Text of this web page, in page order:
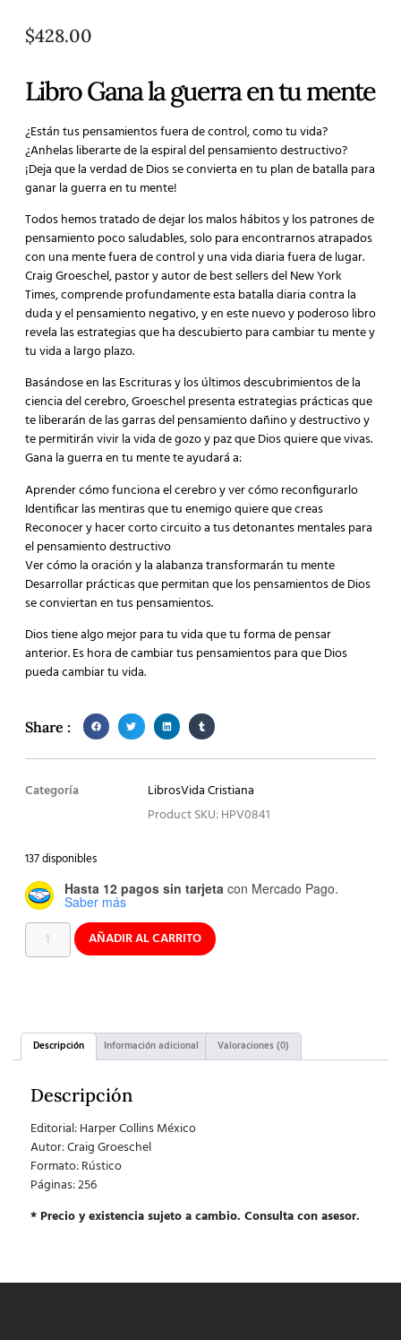
$428.00
Libro Gana la guerra en tu mente
¿Están tus pensamientos fuera de control, como tu vida?
¿Anhelas liberarte de la espiral del pensamiento destructivo?
¡Deja que la verdad de Dios se convierta en tu plan de batalla para
ganar la guerra en tu mente!
Todos hemos tratado de dejar los malos hábitos y los patrones de
pensamiento poco saludables, solo para encontrarnos atrapados
con una mente fuera de control y una vida diaria fuera de lugar.
Craig Groeschel, pastor y autor de best sellers del New York
Times, comprende profundamente esta batalla diaria contra la
duda y el pensamiento negativo, y en este nuevo y poderoso libro
revela las estrategias que ha descubierto para cambiar tu mente y
tu vida a largo plazo.
Basándose en las Escrituras y los últimos descubrimientos de la
ciencia del cerebro, Groeschel presenta estrategias prácticas que
te liberarán de las garras del pensamiento dañino y destructivo y
te permitirán vivir la vida de gozo y paz que Dios quiere que vivas.
Gana la guerra en tu mente te ayudará a:
Aprender cómo funciona el cerebro y ver cómo reconfigurarlo
Identificar las mentiras que tu enemigo quiere que creas
Reconocer y hacer corto circuito a tus detonantes mentales para
el pensamiento destructivo
Ver cómo la oración y la alabanza transformarán tu mente
Desarrollar prácticas que permitan que los pensamientos de Dios
se conviertan en tus pensamientos.
Dios tiene algo mejor para tu vida que tu forma de pensar
anterior. Es hora de cambiar tus pensamientos para que Dios
pueda cambiar tu vida.
Share :
Categoría LibrosVida Cristiana
Product SKU: HPV0841
137 disponibles
Hasta 12 pagos sin tarjeta con Mercado Pago.
Saber más
AÑADIR AL CARRITO
Descripción Información adicional Valoraciones (0)
Descripción
Editorial:Harper Collins México
Autor:Craig Groeschel
Formato:Rústico
Páginas: 256
* Precio y existencia sujeto a cambio. Consulta con asesor.